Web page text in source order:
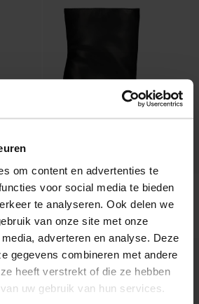
om content en advertenties te
voor social media te bieden
te analyseren. Ook delen we
van onze site met onze
adverteren en analyse. Deze
gegevens combineren met andere
heeft verstrekt of die ze hebben
uw gebruik van hun services.
Bottines cuir à talon - noir
167.99
- 50%